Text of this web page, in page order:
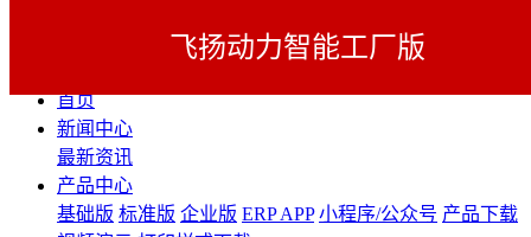
首页
新闻中心
最新资讯
产品中心
基础版 标准版 企业版 ERP APP 小程序/公众号 产品下载
飞扬动力智能工厂版